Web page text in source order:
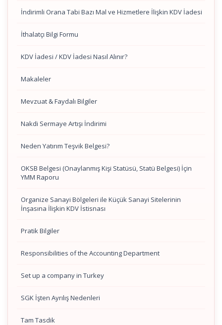
İndirimli Orana Tabi Bazı Mal ve Hizmetlere İlişkin KDV İadesi
İthalatçı Bilgi Formu
KDV İadesi / KDV İadesi Nasıl Alınır?
Makaleler
Mevzuat & Faydalı Bilgiler
Nakdi Sermaye Artışı İndirimi
Neden Yatırım Teşvik Belgesi?
OKSB Belgesi (Onaylanmış Kişi Statüsü, Statü Belgesi) İçin
YMM Raporu
Organize Sanayi Bölgeleri ile Küçük Sanayi Sitelerinin
İnşasına İlişkin KDV İstisnası
Pratik Bilgiler
Responsibilities of the Accounting Department
Set up a company in Turkey
SGK İşten Ayrılış Nedenleri
Tam Tasdik